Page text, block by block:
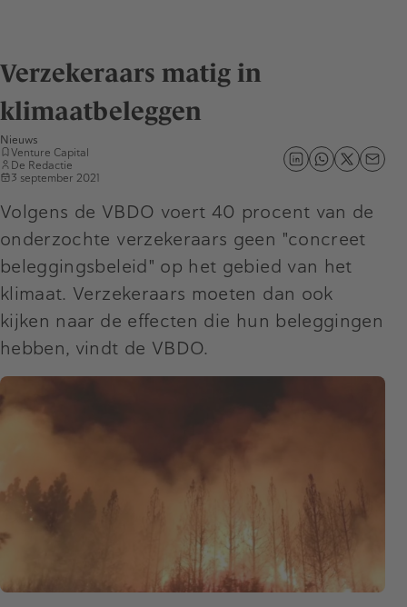
Verzekeraars matig in
klimaatbeleggen
Nieuws
Venture Capital
De Redactie
3 september 2021
Volgens de VBDO voert 40 procent van de
onderzochte verzekeraars geen "concreet
beleggingsbeleid" op het gebied van het
klimaat. Verzekeraars moeten dan ook
kijken naar de effecten die hun beleggingen
hebben, vindt de VBDO.